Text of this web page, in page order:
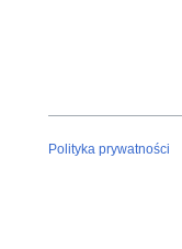
Polityka prywatności